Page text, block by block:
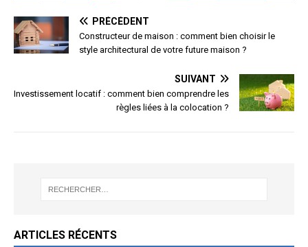
PRÉCÉDENT
Constructeur de maison : comment bien choisir le
style architectural de votre future maison ?
SUIVANT
Investissement locatif : comment bien comprendre les
règles liées à la colocation ?
ARTICLES RÉCENTS